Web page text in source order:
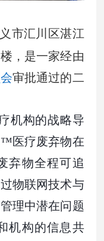
市汇川区湛江
，是一家经由
审批通过的二
机构的战略导
医疗废弃物在
弃物全程可追
物联网技术与
理中潜在问题
机构的信息共